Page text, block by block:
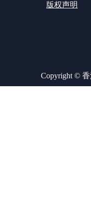
版权声明
Copyright © 香